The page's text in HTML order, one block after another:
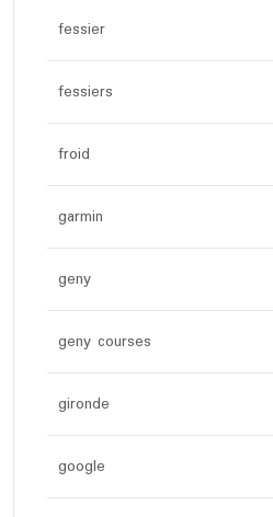
fessier
fessiers
froid
garmin
geny
geny courses
gironde
google